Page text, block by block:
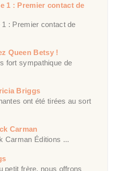
1 : Premier contact de
: Premier contact de
Queen Betsy !
fort sympathique de
Briggs
ont été tirées au sort
Carman
Carman Éditions ...
petit frère, nous offrons